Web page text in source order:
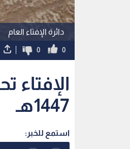
دائرة الإفتاء العام
0
0
الإفتاء
1447هـ
استمع للخبر: